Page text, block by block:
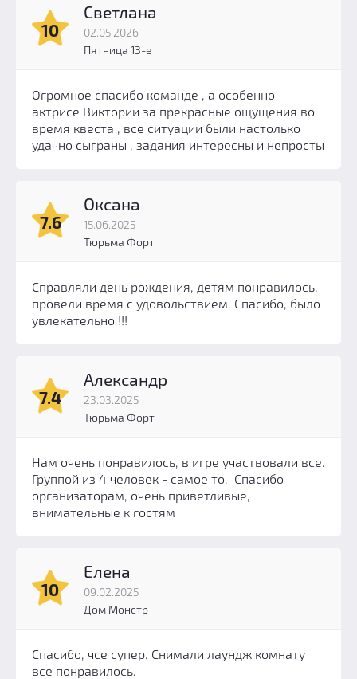
10
Светлана
02.05.2026
Пятница 13-е
Огромное спасибо команде , а особенно
актрисе Виктории за прекрасные ощущения во
время квеста , все ситуации были настолько
удачно сыграны , задания интересны и непросты
7.6
Оксана
15.06.2025
Тюрьма Форт
Справляли день рождения, детям понравилось,
провели время с удовольствием. Спасибо, было
увлекательно !!!
7.4
Александр
23.03.2025
Тюрьма Форт
Нам очень понравилось, в игре участвовали все.
Группой из 4 человек - самое то. Спасибо
организаторам, очень приветливые,
внимательные к гостям
10
Елена
09.02.2025
Дом Монстр
Спасибо, чсе супер. Снимали лаундж комнату
все понравилось.